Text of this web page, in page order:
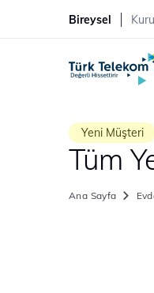
Bireysel
Yeni Müşteri
Tüm
Ana Sayfa